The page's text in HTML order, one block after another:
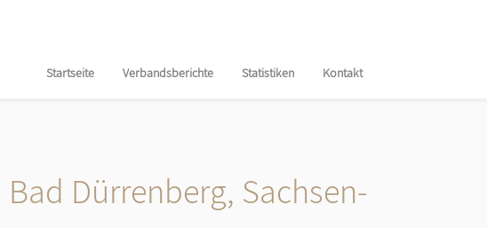
Startseite Verbandsberichte Statistiken Kontakt
Dürrenberg, Sachsen-